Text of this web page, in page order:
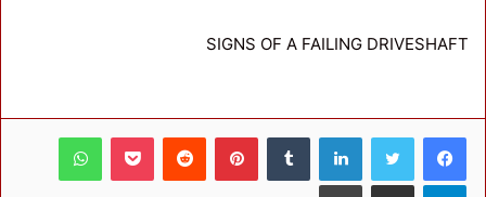
SIGNS OF A FAILING DRIVESHAFT
فيسبوك تويتر لينكدإن بينتيريست بوكيت واتساب
تيلقرام مشاركة عبر البريد طباعة